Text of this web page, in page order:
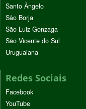
Santo Ângelo
São Borja
São Luiz Gonzaga
São Vicente do Sul
Uruguaiana
Redes Sociais
Facebook
YouTube